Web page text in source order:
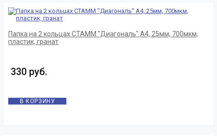
Папка на 2 кольцах СТАММ "Диагональ" А4, 25мм, 700мкм,
пластик, гранат
330 руб.
В КОРЗИНУ